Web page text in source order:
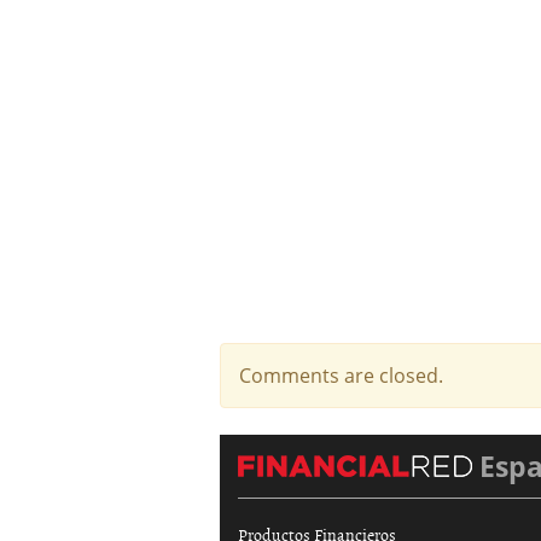
Comments are closed.
Productos Financieros